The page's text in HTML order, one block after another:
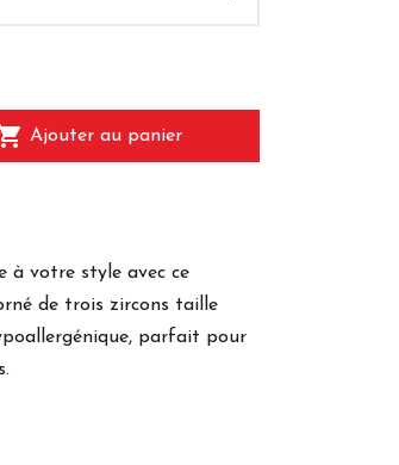
Ajouter au panier
à votre style avec ce
de trois zircons taille
parfait pour